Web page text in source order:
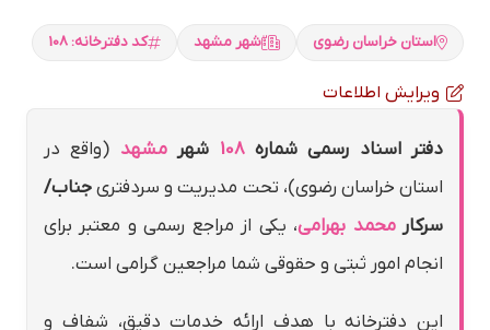
استان خراسان رضوي شهر مشهد کد دفترخانه: 108
ویرایش اطلاعات
دفتر اسناد رسمی شماره108 شهرمشهد (واقع در
استان خراسان رضوي)، تحت مدیریت و سردفتریجناب/
سرکارمحمد بهرامي، یکی از مراجع رسمی و معتبر برای
انجام امور ثبتی و حقوقی شما مراجعین گرامی است.
این دفترخانه با هدف ارائه خدمات دقیق، شفاف و